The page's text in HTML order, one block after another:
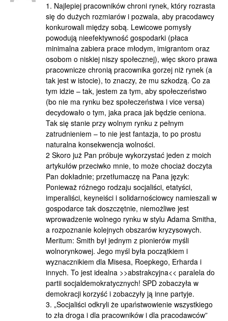
1. Najlepiej pracowników chroni rynek, który rozrasta
się do dużych rozmiarów i pozwala, aby pracodawcy
konkurowali między sobą. Lewicowe pomysły
powodują nieefektywność gospodarki (płaca
minimalna zabiera prace młodym, imigrantom oraz
osobom o niskiej niszy społecznej), więc skoro prawa
pracownicze chronią pracownika gorzej niż rynek (a
tak jest w istocie), to znaczy, że mu szkodzą. Co za
tym idzie – tak, jestem za tym, aby społeczeństwo
(bo nie ma rynku bez społeczeństwa i vice versa)
decydowało o tym, jaka praca jak będzie ceniona.
Tak się stanie przy wolnym rynku z pełnym
zatrudnieniem – to nie jest fantazja, to po prostu
naturalna konsekwencja wolności.
2 Skoro już Pan próbuje wykorzystać jeden z moich
artykułów przeciwko mnie, to może chociaż doczyta
Pan dokładnie; przetłumaczę na Pana język:
Ponieważ różnego rodzaju socjaliści, etatyści,
imperaliści, keyneiści i solidarnościowcy namieszali w
gospodarce tak doszczętnie, niemożliwe jest
wprowadzenie wolnego rynku w stylu Adama Smitha,
a rozpoznanie kolejnych obszarów kryzysowych.
Meritum: Smith był jednym z pionierów myśli
wolnorynkowej. Jego myśl była początkiem i
wyznacznikiem dla Misesa, Roepkego, Erharda i
innych. To jest idealna >>abstrakcyjna<< paralela do
partii socjaldemokratycznych! SPD zobaczyła w
demokracji korzyść i zobaczyły ją inne partyje.
3. „Socjaliści odkryli że upaństwowienie wszystkiego
to zła droga i dla pracowników i dla pracodawców”